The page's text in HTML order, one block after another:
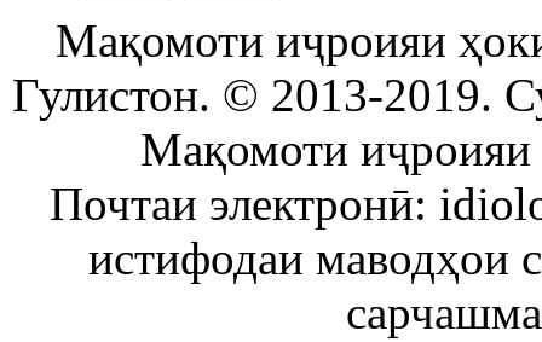
Мақомоти иҷроияи
Гулистон. © 2013-2019.
Мақомоти иҷроияи
Почтаи электронӣ:
истифодаи маводҳои